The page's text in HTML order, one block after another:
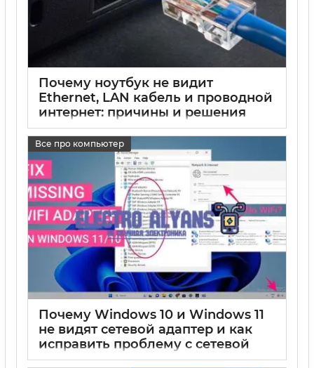
Почему ноутбук не видит
Ethernet, LAN кабель и проводной
интернет: причины и решения
Все про компьютер
Почему Windows 10 и Windows 11
не видят сетевой адаптер и как
исправить проблему с сетевой
картой на компьютере и ноутбуке